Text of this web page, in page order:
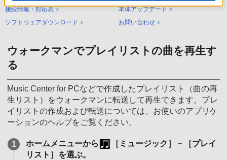
接続情報・対応表
本体アップデート
ソフトウェアダウンロード
お問い合わせ
ウォークマンでプレイリストの曲を再生す
る
Music Center for PCなどで作成したプレイリスト（曲の再
生リスト）をウォークマンに転送して再生できます。プレ
イリストの作成および転送については、お使いのアプリケ
ーションのヘルプをご覧ください。
ホームメニューから
［ミュージック］－［プレイ
リスト］を選ぶ。